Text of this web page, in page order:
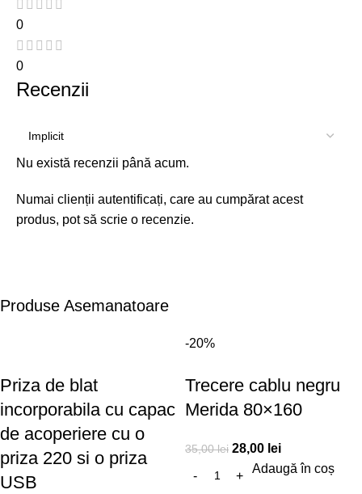
0
0
Recenzii
Nu există recenzii până acum.
Numai clienții autentificați, care au cumpărat acest
produs, pot să scrie o recenzie.
Produse Asemanatoare
Priza de blat
incorporabila cu capac
de acoperiere cu o
priza 220 si o priza
USB
-20%
Trecere cablu negru
Merida 80×160
35,00lei 28,00 lei
Adaugă în coș